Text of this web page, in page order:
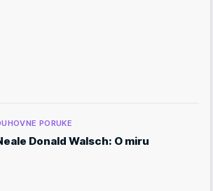
PORUKE
Donald Walsch: O miru